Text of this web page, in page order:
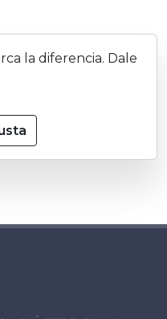
la diferencia. Dale